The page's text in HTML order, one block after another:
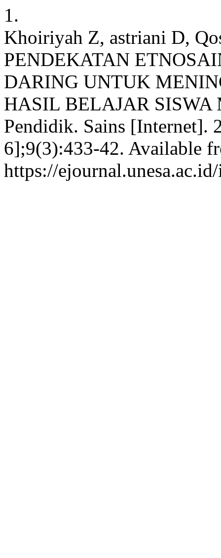
1.
Khoiriyah Z, astriani D,
PENDEKATAN
DARING UNTUK
HASIL BELAJAR SISWA
Pendidik. Sains [Internet].
6];9(3):433-42. Available
https://